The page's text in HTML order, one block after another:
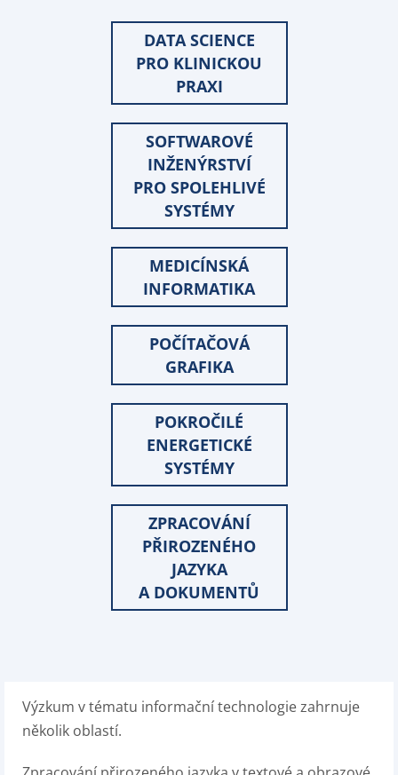
DATA SCIENCE
PRO KLINICKOU
PRAXI
SOFTWAROVÉ
INŽENÝRSTVÍ
PRO SPOLEHLIVÉ
SYSTÉMY
MEDICÍNSKÁ
INFORMATIKA
POČÍTAČOVÁ
GRAFIKA
POKROČILÉ
ENERGETICKÉ
SYSTÉMY
ZPRACOVÁNÍ
PŘIROZENÉHO
JAZYKA
A DOKUMENTŮ
Výzkum v tématu informační technologie zahrnuje
několik oblastí.